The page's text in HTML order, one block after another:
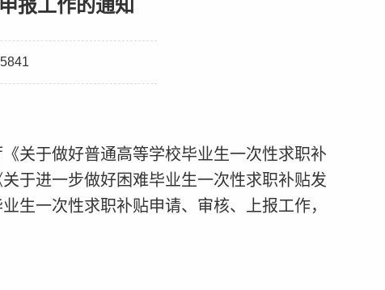
报工作的通知
5841
关于做好普通高等学校毕业生一次性求职补
于进一步做好困难毕业生一次性求职补贴发
业生一次性求职补贴申请、审核、上报工作，